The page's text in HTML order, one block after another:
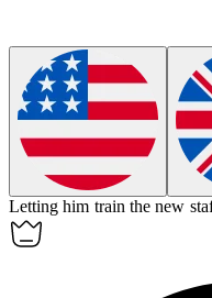
Letting him train the new